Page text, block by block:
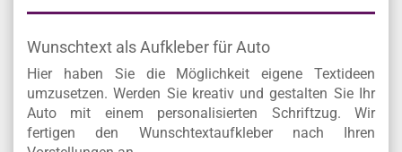
Wunschtext als Aufkleber für Auto
Hier haben Sie die Möglichkeit eigene Textideen
umzusetzen. Werden Sie kreativ und gestalten Sie Ihr
Auto mit einem personalisierten Schriftzug. Wir
fertigen den Wunschtextaufkleber nach Ihren